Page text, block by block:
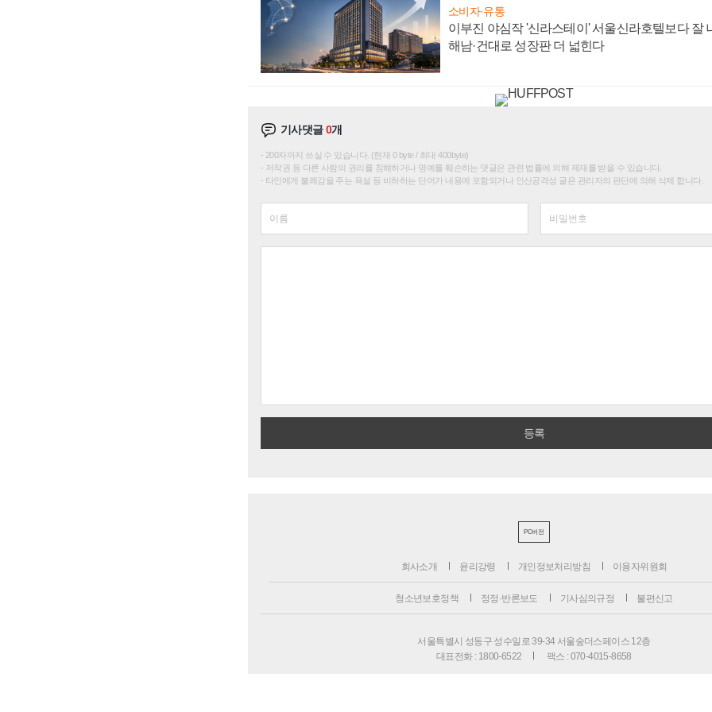
소비자·유통
이부진 야심작 '신라스테이' 서울신라호텔보다 잘
해남·건대로 성장판 더 넓힌다
기사댓글0개
200자까지 쓰실 수 있습니다. (현재 0 byte / 최대 400byte)
저작권 등 다른 사람의 권리를 침해하거나 명예를 훼손하는 댓글은 관련 법률에 의해 제재를 받을 수 있습니다.
타인에게 불쾌감을 주는 욕설 등 비하하는 단어가 내용에 포함되거나 인신공격성 글은 관리자의 판단에 의해 삭제 합니다.
PC버전
회사소개 윤리강령 개인정보처리방침 이용자위원회
청소년보호정책 정정·반론보도 기사심의규정 불편신고
서울특별시 성동구 성수일로 39-34 서울숲더스페이스 12층
대표전화 : 1800-6522
팩스 : 070-4015-8658